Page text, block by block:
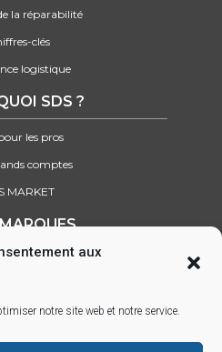
aux
notre site web et notre service.
la réparabilité
clés
logistique
SDS ?
les pros
comptes
MARKET
nos partenaires